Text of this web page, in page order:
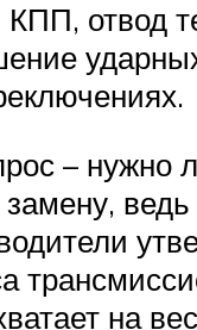
КПП, отвод
– нужно
на